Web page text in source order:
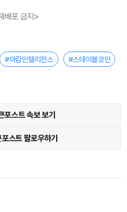
배포 금지>
#아캄인텔리전스 #스테이블코인
포스트 속보 보기
스트 팔로우하기